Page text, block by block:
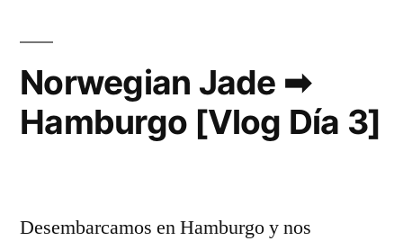
[Vlog
4]
Norwegian Jade ➡
Hamburgo [Vlog Día 3]
Desembarcamos en Hamburgo y nos